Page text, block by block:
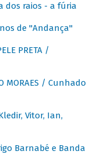
dos raios - a fúria
de "Andança"
PRETA /
MORAES / Cunhado
Vitor, Ian,
Barnabé e Banda